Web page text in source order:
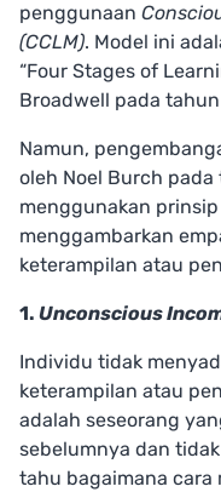
penggunaan
(CCLM). Model ini
“Four Stages of
Broadwell pada tahun
Namun,
oleh Noel Burch pada
menggunakan
menggambarkan
keterampilan atau
1. Unconscious
Individu tidak
keterampilan atau
adalah seseorang
sebelumnya dan
tahu bagaimana cara